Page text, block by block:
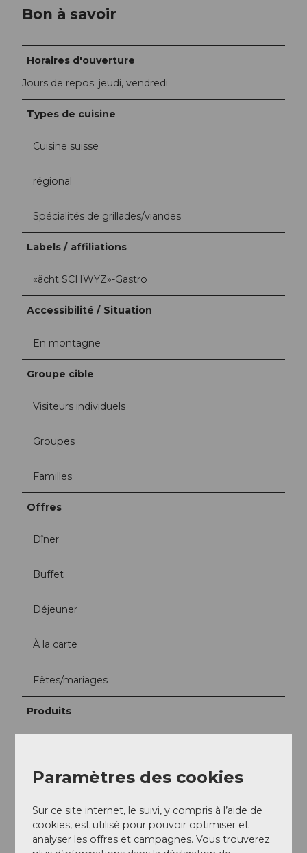
Bon à savoir
Horaires d'ouverture
Jours de repos: jeudi, vendredi
Types de cuisine
Cuisine suisse
régional
Spécialités de grillades/viandes
Labels / affiliations
«ächt SCHWYZ»-Gastro
Accessibilité / Situation
En montagne
Groupe cible
Visiteurs individuels
Groupes
Familles
Offres
Dîner
Buffet
Déjeuner
À la carte
Fêtes/mariages
Produits
Réseaux sociaux
Instagram
Interlocuteur/trice
Paramètres des cookies
Sur ce site internet, le suivi, y compris à l’aide de
cookies, est utilisé pour pouvoir optimiser et
analyser les offres et campagnes. Vous trouverez